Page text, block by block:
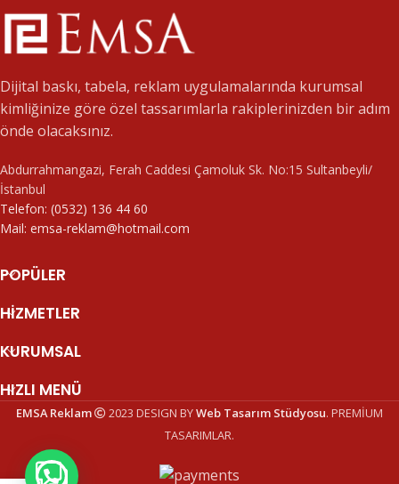
Dijital baskı, tabela, reklam uygulamalarında kurumsal
kimliğinize göre özel tassarımlarla rakiplerinizden bir adım
önde olacaksınız.
Abdurrahmangazi, Ferah Caddesi Çamoluk Sk. No:15 Sultanbeyli/
İstanbul
Telefon: (0532) 136 44 60
Mail: emsa-reklam@hotmail.com
POPÜLER
HIZMETLER
KURUMSAL
HIZLI MENÜ
EMSA Reklam 2023 DESIGN BYWeb Tasarım Stüdyosu. PREMİUM
TASARIMLAR.